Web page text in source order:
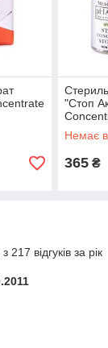
"Стоп
10 мл
Немає в
365 ₴
217 відгуків за рік